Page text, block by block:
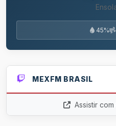
45%
MEXFM BRASIL
Assistir